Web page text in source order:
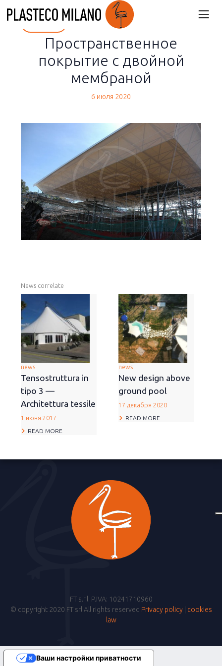
back
Пространственное
покрытие с двойной
мембраной
6 июля 2020
News correlate
news
Tensostruttura in
tipo 3 —
Architettura tessile
1 июня 2017
READ MORE
news
New design above
ground pool
17 декабря 2020
READ MORE
FT s.r.l. P.IVA: 10241710960
© copyright 2020 FT srl All rights reserved Privacy policy| cookies
law
Ваши настройки приватности